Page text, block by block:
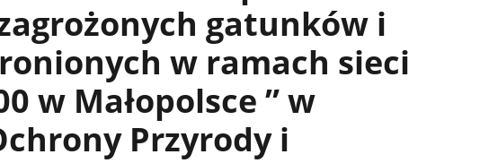
gatunków i
w ramach sieci
w Małopolsce ” w
Przyrody i